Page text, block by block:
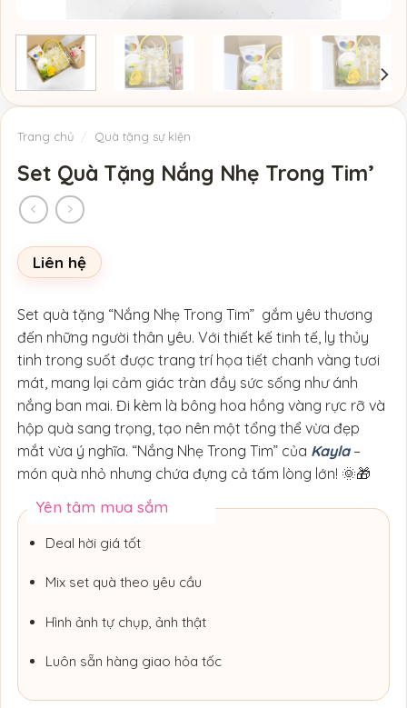
Trang chủ / Quà tặng sự kiện
Set Quà Tặng Nắng Nhẹ Trong Tim’
Liên hệ
Set quà tặng “Nắng Nhẹ Trong Tim” gắm yêu thương
đến những người thân yêu. Với thiết kế tinh tế, ly thủy
tinh trong suốt được trang trí họa tiết chanh vàng tươi
mát, mang lại cảm giác tràn đầy sức sống như ánh
nắng ban mai. Đi kèm là bông hoa hồng vàng rực rỡ và
hộp quà sang trọng, tạo nên một tổng thể vừa đẹp
mắt vừa ý nghĩa. “Nắng Nhẹ Trong Tim” của Kayla–
món quà nhỏ nhưng chứa đựng cả tấm lòng lớn! 🌞🎁
Yên tâm mua sắm
Deal hời giá tốt
Mix set quà theo yêu cầu
Hình ảnh tự chụp, ảnh thật
Luôn sẵn hàng giao hỏa tốc